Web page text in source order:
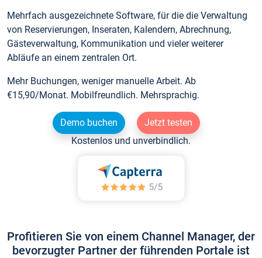
Mehrfach ausgezeichnete Software, für die die Verwaltung
von Reservierungen, Inseraten, Kalendern, Abrechnung,
Gästeverwaltung, Kommunikation und vieler weiterer
Abläufe an einem zentralen Ort.
Mehr Buchungen, weniger manuelle Arbeit. Ab
€15,90/Monat. Mobilfreundlich. Mehrsprachig.
Demo buchen
Jetzt testen
Kostenlos und unverbindlich.
Profitieren Sie von einem Channel Manager, der
bevorzugter Partner der führenden Portale ist